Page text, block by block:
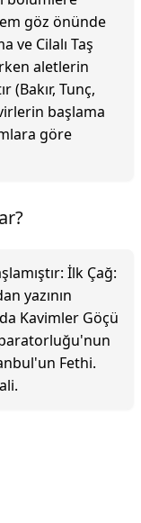
göz önünde
ve Cilalı Taş
aletlerin
(Bakır, Tunç,
başlama
göre
İlk Çağ:
yazının
Kavimler Göçü
Fethi.